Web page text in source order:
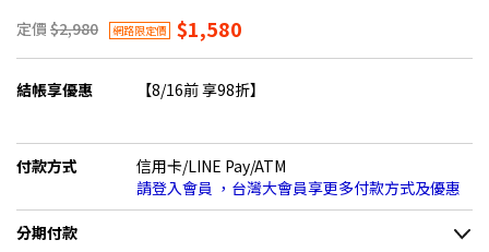
定價 $2,980 網路限定價 $1,580
結帳享優惠 【8/16前 享98折】
付款方式
信用卡/LINE Pay/ATM
請登入會員 ，台灣大會員享更多付款方式及優惠
分期付款